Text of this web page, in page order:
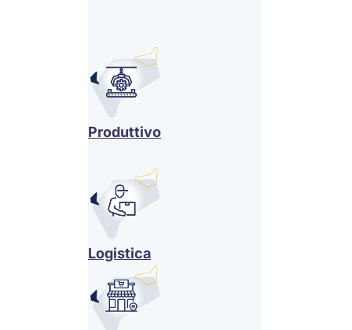
Produttivo
Logistica